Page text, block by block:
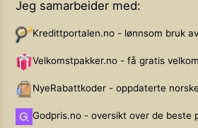
Jeg samarbeider med:
Kredittportalen.no - lønnsom bruk
Velkomstpakker.no - få gratis
NyeRabattkoder - oppdaterte
Godpris.no - oversikt over de beste